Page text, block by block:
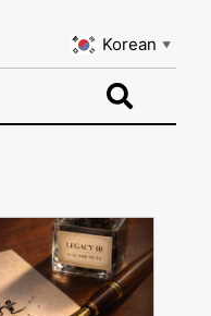
Korean ▼